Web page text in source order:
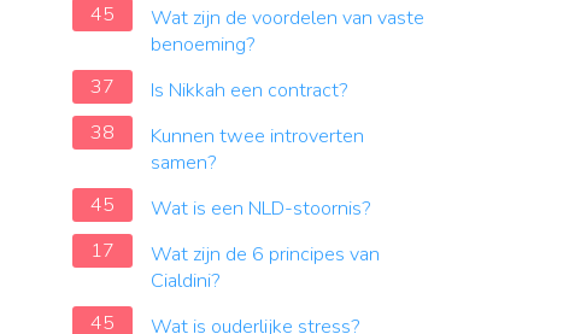
45
Wat zijn de voordelen van vaste
benoeming?
37
Is Nikkah een contract?
38
Kunnen twee introverten
samen?
45
Wat is een NLD-stoornis?
17
Wat zijn de 6 principes van
Cialdini?
45
Wat is ouderlijke stress?